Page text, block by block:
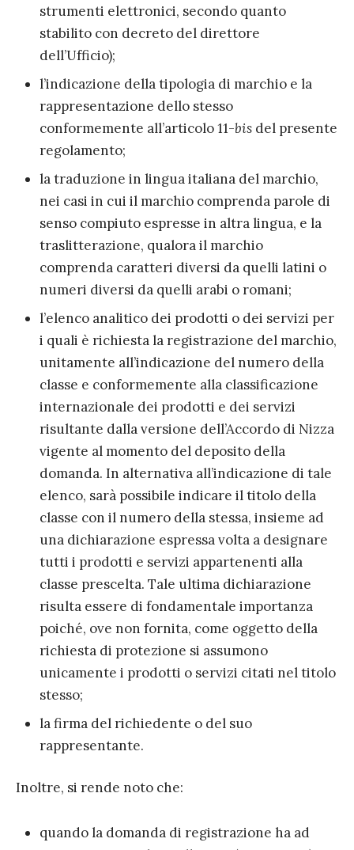
strumenti elettronici, secondo quanto
stabilito con decreto del direttore
dell’Ufficio);
l’indicazione della tipologia di marchio e la
rappresentazione dello stesso
conformemente all’articolo 11-bis del presente
regolamento;
la traduzione in lingua italiana del marchio,
nei casi in cui il marchio comprenda parole di
senso compiuto espresse in altra lingua, e la
traslitterazione, qualora il marchio
comprenda caratteri diversi da quelli latini o
numeri diversi da quelli arabi o romani;
l’elenco analitico dei prodotti o dei servizi per
i quali è richiesta la registrazione del marchio,
unitamente all’indicazione del numero della
classe e conformemente alla classificazione
internazionale dei prodotti e dei servizi
risultante dalla versione dell’Accordo di Nizza
vigente al momento del deposito della
domanda. In alternativa all’indicazione di tale
elenco, sarà possibile indicare il titolo della
classe con il numero della stessa, insieme ad
una dichiarazione espressa volta a designare
tutti i prodotti e servizi appartenenti alla
classe prescelta. Tale ultima dichiarazione
risulta essere di fondamentale importanza
poiché, ove non fornita, come oggetto della
richiesta di protezione si assumono
unicamente i prodotti o servizi citati nel titolo
stesso;
la firma del richiedente o del suo
rappresentante.
Inoltre, si rende noto che:
quando la domanda di registrazione ha ad